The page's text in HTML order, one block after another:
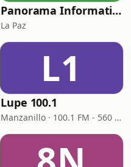
Panorama Informativo
La Paz
L1
Lupe 100.1
Manzanillo · 100.1 FM - 560 AM